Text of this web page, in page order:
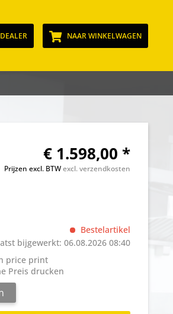
NAAR WINKELWAGEN
€ 1.598,00 *
Prijzen excl. BTWexcl. verzendkosten
Bestelartikel
bijgewerkt: 06.08.2026 08:40
price print
Preis drucken